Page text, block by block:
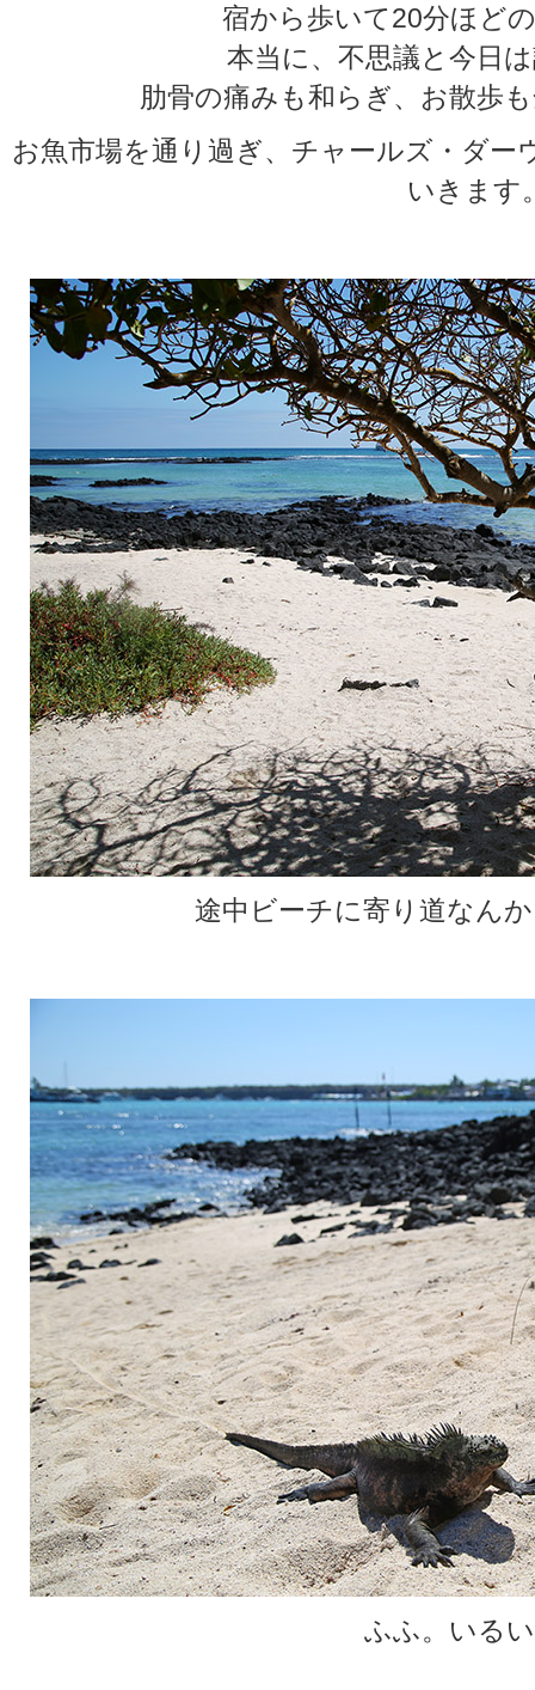
宿から歩いて20分ほど
本当に、不思議と今日
肋骨の痛みも和らぎ、お散歩
お魚市場を通り過ぎ、チャールズ・ダ
いきます
途中ビーチに寄り道なん
ふふ。いる